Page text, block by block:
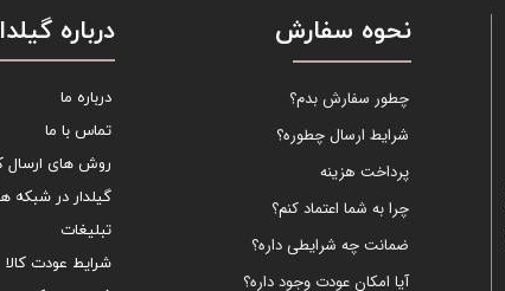
نحوه سفارش
چطور سفارش بدم؟
شرایط ارسال چطوره؟
پرداخت هزینه
چرا به شما اعتماد کنم؟
ضمانت چه شرایطی داره؟
آیا امکان عودت وجود داره؟
درباره
درباره ما
تماس با ما
روش های ارسال
گیلدار در شبکه
تبلیغات
شرایط عودت کالا